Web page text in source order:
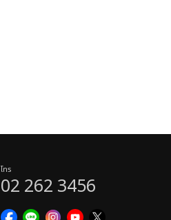
โทร
02 262 3456